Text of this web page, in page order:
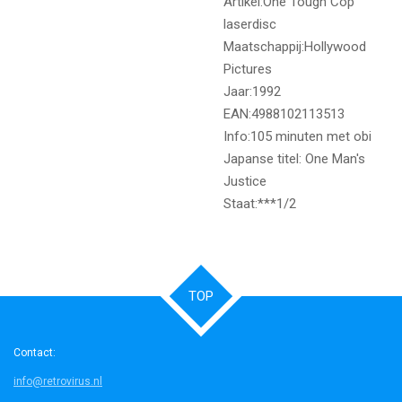
laserdisc
Maatschappij:Hollywood
Pictures
Jaar:1992
EAN:4988102113513
Info:105 minuten met obi
Japanse titel: One Man's
Justice
Staat:***1/2
TOP
Contact:
info@retrovirus.nl